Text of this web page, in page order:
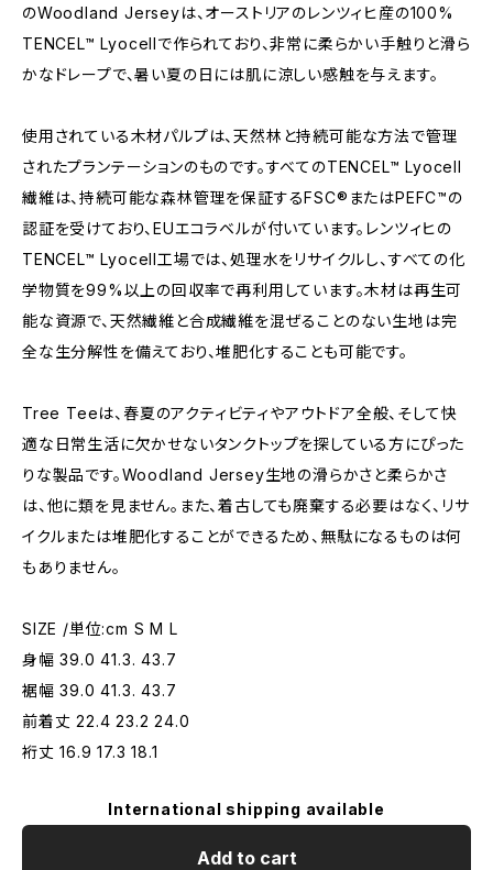
のWoodland Jerseyは、オーストリアのレンツィヒ産の100%
TENCEL™ Lyocellで作られており、非常に柔らかい手触りと滑ら
かなドレープで、暑い夏の日には肌に涼しい感触を与えます。
使用されている木材パルプは、天然林と持続可能な方法で管理
されたプランテーションのものです。すべてのTENCEL™ Lyocell
繊維は、持続可能な森林管理を保証するFSC®またはPEFC™の
認証を受けており、EUエコラベルが付いています。レンツィヒの
TENCEL™ Lyocell工場では、処理水をリサイクルし、すべての化
学物質を99%以上の回収率で再利用しています。木材は再生可
能な資源で、天然繊維と合成繊維を混ぜることのない生地は完
全な生分解性を備えており、堆肥化することも可能です。
Tree Teeは、春夏のアクティビティやアウトドア全般、そして快
適な日常生活に欠かせないタンクトップを探している方にぴった
りな製品です。Woodland Jersey生地の滑らかさと柔らかさ
は、他に類を見ません。また、着古しても廃棄する必要はなく、リサ
イクルまたは堆肥化することができるため、無駄になるものは何
もありません。
SIZE /単位:cm S M L
身幅 39.0 41.3. 43.7
裾幅 39.0 41.3. 43.7
前着丈 22.4 23.2 24.0
裄丈 16.9 17.3 18.1
International shipping available
Add to cart